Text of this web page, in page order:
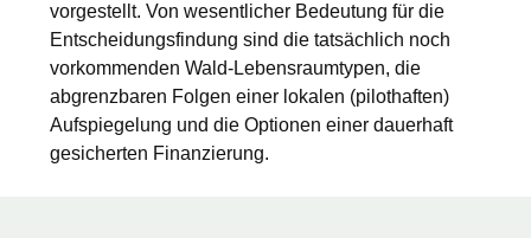
vorgestellt. Von wesentlicher Bedeutung für die
Entscheidungsfindung sind die tatsächlich noch
vorkommenden Wald-Lebensraumtypen, die
abgrenzbaren Folgen einer lokalen (pilothaften)
Aufspiegelung und die Optionen einer dauerhaft
gesicherten Finanzierung.